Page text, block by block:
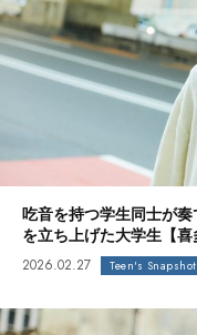
吃音を持つ学生同士が
を立ち上げた大学生【喜
2026.02.27 Teen's